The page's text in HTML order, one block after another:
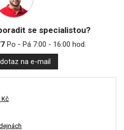
se specialistou?
Po - Pá 7:00 - 16:00 hod.
na e-mail
Kč